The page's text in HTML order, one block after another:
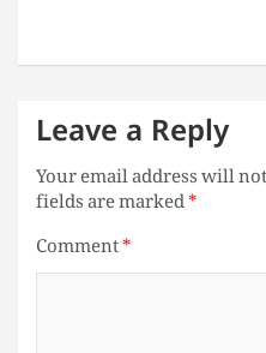
Leave a Reply
Your email address will
fields are marked*
Comment*